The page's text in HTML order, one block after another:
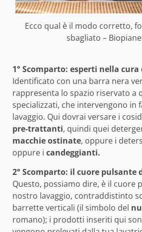
Ecco qual è il modo corretto,
sbagliato –
1° Scomparto: esperti nella
Identificato con una barra nera
rappresenta lo spazio riservato a
specializzati, che intervengono in
lavaggio. Qui dovrai versare i
pre-trattanti, quindi quei
macchie ostinate, oppure i
oppure i candeggianti.
2° Scomparto: il cuore pulsante
Questo, possiamo dire, è il cuore
nostro lavaggio, contraddistinto
barrette verticali (il simbolo del
romano); i prodotti inseriti qui